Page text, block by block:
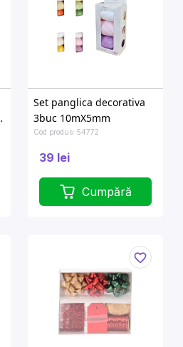
Set panglica decorativa
3buc 10mX5mm
Cod produs: 54772
39 lei
Cumpără